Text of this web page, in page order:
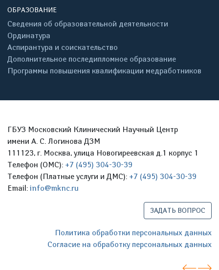
ОБРАЗОВАНИЕ
Сведения об образовательной деятельности
Ординатура
Аспирантура и соискательство
Дополнительное последипломное образование
Программы повышения квалификации медработников
ГБУЗ Московский Клинический Научный Центр
имени А. С. Логинова ДЗМ
111123, г. Москва, улица Новогиреевская д.1 корпус 1
Телефон (ОМС): +7 (495) 304-30-39
Телефон (Платные услуги и ДМС): +7 (495) 304-30-39
Email: info@mknc.ru
ЗАДАТЬ ВОПРОС
Политика обработки персональных данных
Согласие на обработку персональных данных